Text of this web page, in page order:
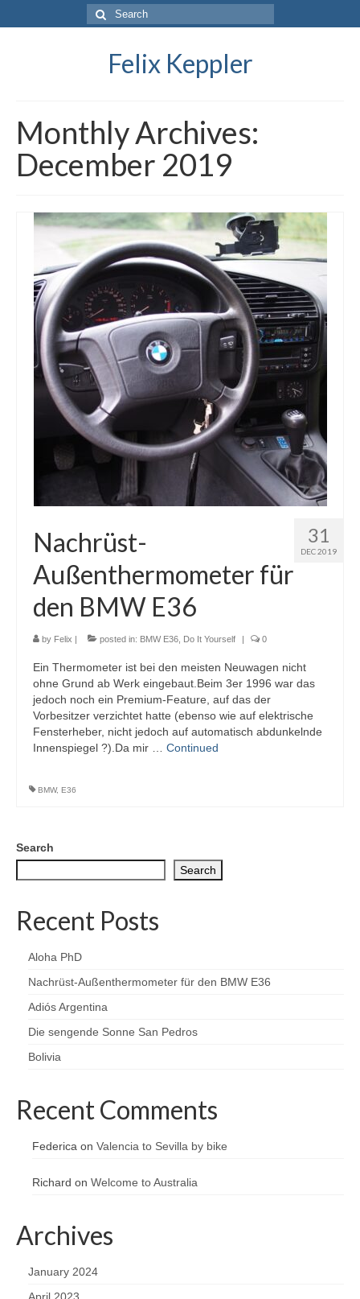
Search
for:
Felix Keppler
Monthly Archives:
December 2019
31
DEC 2019
Nachrüst-
Außenthermometer für
den BMW E36
by Felix | posted in: BMW E36 Do It Yourself | 0
Ein Thermometer ist bei den meisten Neuwagen nicht
ohne Grund ab Werk eingebaut.Beim 3er 1996 war das
jedoch noch ein Premium-Feature, auf das der
Vorbesitzer verzichtet hatte (ebenso wie auf elektrische
Fensterheber, nicht jedoch auf automatisch abdunkelnde
Innenspiegel ?).Da mir … Continued
BMW, E36
Search
Search
Recent Posts
Aloha PhD
Nachrüst-Außenthermometer für den BMW E36
Adiós Argentina
Die sengende Sonne San Pedros
Bolivia
Recent Comments
Federica on Valencia to Sevilla by bike
Richard on Welcome to Australia
Archives
January 2024